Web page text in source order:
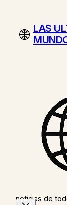
contenidoLAS
noticias de